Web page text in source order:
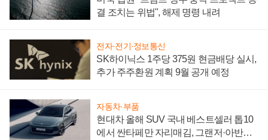
결 조치는 위법", 해제 명령 내려
전자·전기·정보통신
SK하이닉스 1주당 375원 현금배당 실시,
추가 주주환원 계획 9월 공개 예정
자동차·부품
현대차 올해 SUV 국내 베스트셀러 톱10
에서 싼타페만 자리매김, 그랜저·아반떼